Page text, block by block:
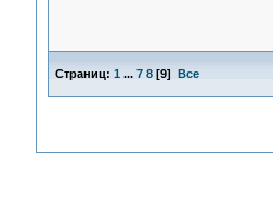
Страниц: 1 ... 7 8[9] Все